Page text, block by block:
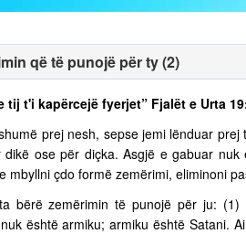
që të punojë për ty (2)
tij t'i kapërcejë fyerjet” Fjalët e Urta
prej nesh, sepse jemi lënduar
dikë ose për diçka. Asgjë e gabuar
mbyllni çdo formë zemërimi, eliminoni
bërë zemërimin të punojë për ju: (1)
është armiku; armiku është Satani.